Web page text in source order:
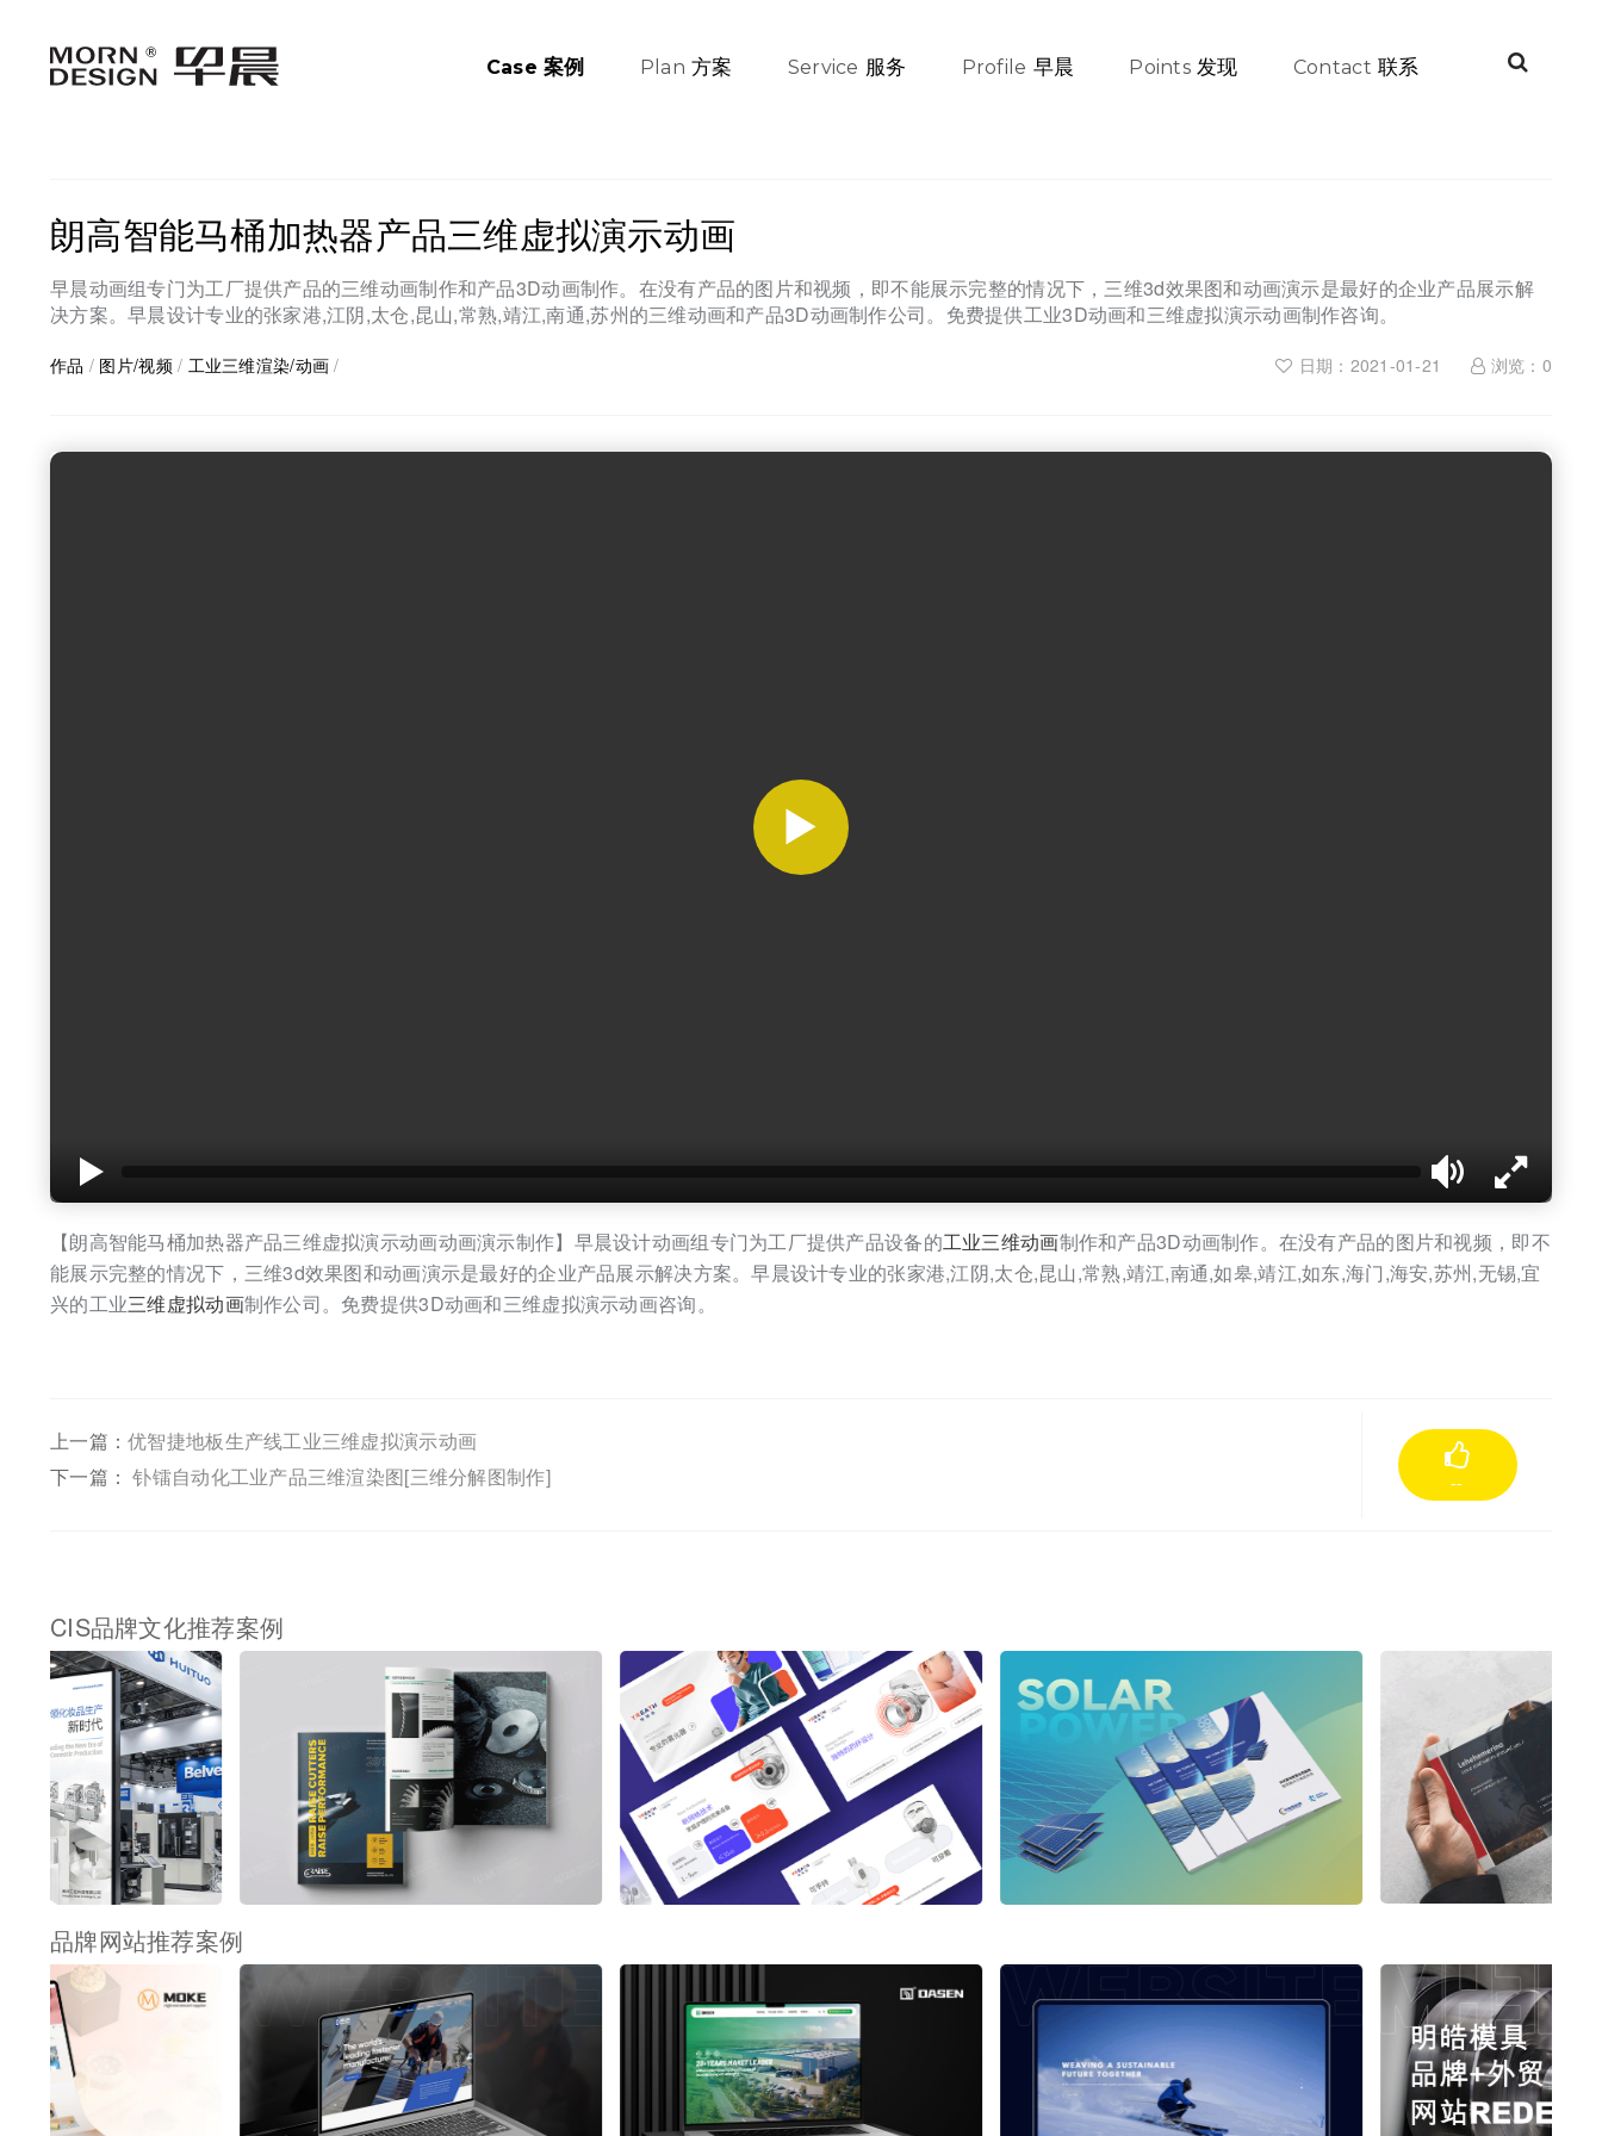
Case 案例 Plan 方案 Service 服务 Profile 早晨 Points 发现 Contact 联系
朗高智能马桶加热器产品三维虚拟演示动画
早晨动画组专门为工厂提供产品的三维动画制作和产品3D动画制作。在没有产品的图片和视频，即不能展示完整的情况下，三维3d效果图和动画演示是最好的企业产品展示解
决方案。早晨设计专业的张家港,江阴,太仓,昆山,常熟,靖江,南通,苏州的三维动画和产品3D动画制作公司。免费提供工业3D动画和三维虚拟演示动画制作咨询。
作品 / 图片/视频/ 工业三维渲染/动画 / 日期：2021-01-21 浏览： 0
【朗高智能马桶加热器产品三维虚拟演示动画动画演示制作】早晨设计动画组专门为工厂提供产品设备的工业三维动画制作和产品3D动画制作。在没有产品的图片和视频，即不
能展示完整的情况下，三维3d效果图和动画演示是最好的企业产品展示解决方案。早晨设计专业的张家港,江阴,太仓,昆山,常熟,靖江,南通,如皋,靖江,如东,海门,海安,苏州,无锡,宜
兴的工业三维虚拟动画制作公司。免费提供3D动画和三维虚拟演示动画咨询。
上一篇：优智捷地板生产线工业三维虚拟演示动画
下一篇：钋镭自动化工业产品三维渲染图[三维分解图制作] --
CIS品牌文化推荐案例
品牌网站推荐案例